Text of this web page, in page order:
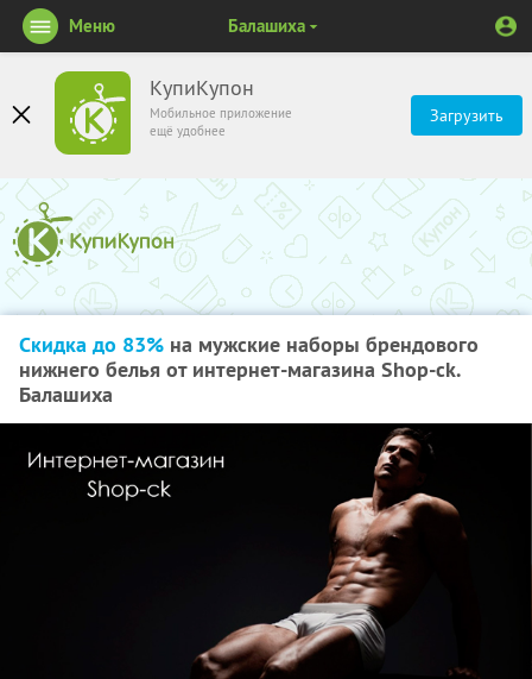
КупиКупон
Мобильное приложение
ещё удобнее
Загрузить
Меню Балашиха
Скидка до 83% на мужские наборы брендового
нижнего белья от интернет-магазина Shop-ck.
Балашиха